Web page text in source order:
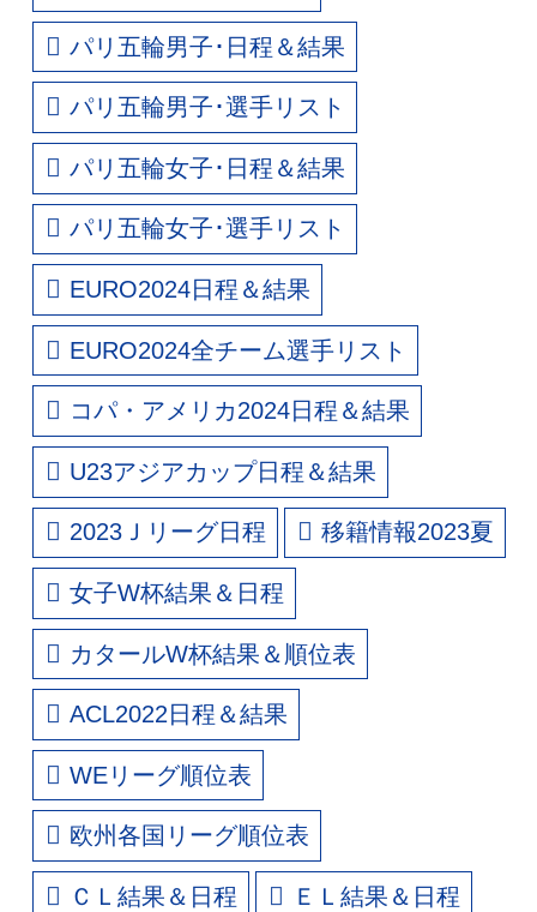
パリ五輪男子･日程＆結果
パリ五輪男子･選手リスト
パリ五輪女子･日程＆結果
パリ五輪女子･選手リスト
EURO2024日程＆結果
EURO2024全チーム選手リスト
コパ・アメリカ2024日程＆結果
U23アジアカップ日程＆結果
2023Ｊリーグ日程 移籍情報2023夏
女子W杯結果＆日程
カタールW杯結果＆順位表
ACL2022日程＆結果
WEリーグ順位表
欧州各国リーグ順位表
ＣＬ結果＆日程 ＥＬ結果＆日程